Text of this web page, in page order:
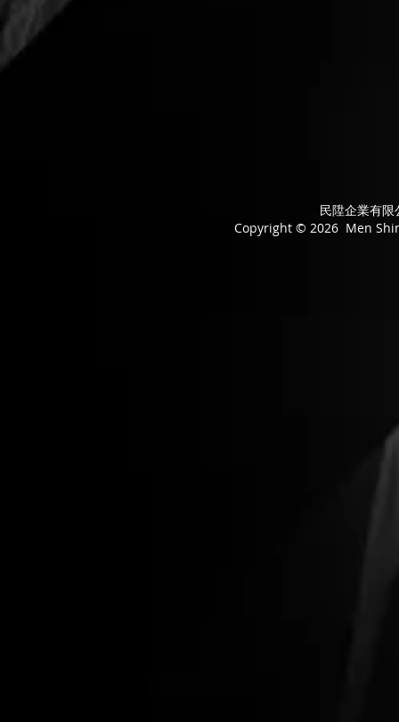
民陞企業有
Copyright © 2026 Men